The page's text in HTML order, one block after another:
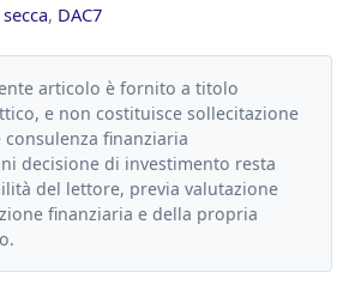
, DAC7
articolo è fornito a titolo
e non costituisce sollecitazione
consulenza finanziaria
decisione di investimento resta
del lettore, previa valutazione
finanziaria e della propria